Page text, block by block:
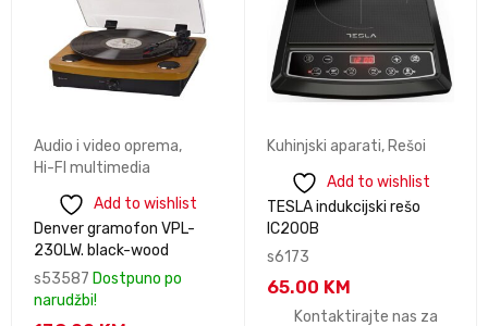
Audio i video oprema,
Hi-FI multimedia
Add to wishlist
Denver gramofon VPL-
230LW. black-wood
s53587 Dostpuno po
narudžbi!
Kuhinjski aparati, Rešoi
Add to wishlist
TESLA indukcijski rešo
IC200B
s6173
65.00 KM
Kontaktirajte nas za